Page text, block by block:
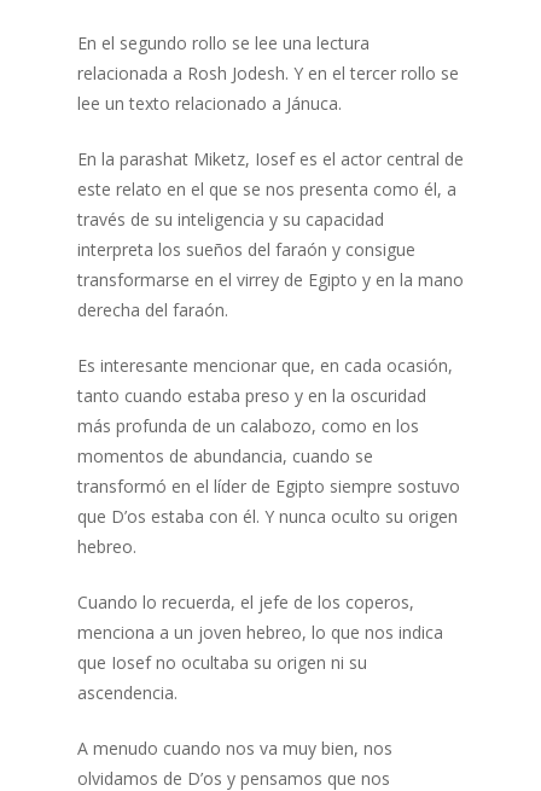
En el segundo rollo se lee una lectura
relacionada a Rosh Jodesh. Y en el tercer rollo se
lee un texto relacionado a Jánuca.
En la parashat Miketz, Iosef es el actor central de
este relato en el que se nos presenta como él, a
través de su inteligencia y su capacidad
interpreta los sueños del faraón y consigue
transformarse en el virrey de Egipto y en la mano
derecha del faraón.
Es interesante mencionar que, en cada ocasión,
tanto cuando estaba preso y en la oscuridad
más profunda de un calabozo, como en los
momentos de abundancia, cuando se
transformó en el líder de Egipto siempre sostuvo
que D’os estaba con él. Y nunca oculto su origen
hebreo.
Cuando lo recuerda, el jefe de los coperos,
menciona a un joven hebreo, lo que nos indica
que Iosef no ocultaba su origen ni su
ascendencia.
A menudo cuando nos va muy bien, nos
olvidamos de D’os y pensamos que nos